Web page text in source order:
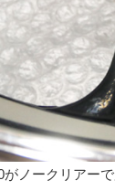
がノークリアー